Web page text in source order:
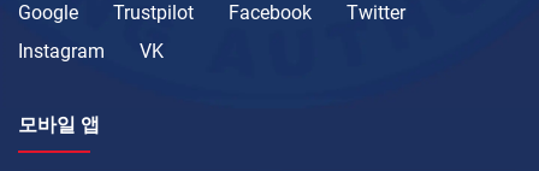
Google Trustpilot Facebook
Twitter
Instagram
VK
모바일 앱